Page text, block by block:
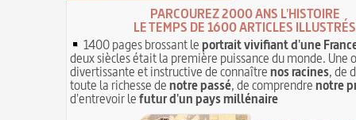
PARCOUREZ 2000 ANS L'HISTOIRE
LE TEMPS DE 1600 ARTICLES ILLUSTRÉS
1400 pages brossant leportrait vivifiant d'une
deux siècles était la première puissance du monde. Une
divertissante et instructive de connaîtrenos racines, de
toute la richesse denotre passé, de comprendrenotre
d'entrevoir lefutur d'un pays millénaire